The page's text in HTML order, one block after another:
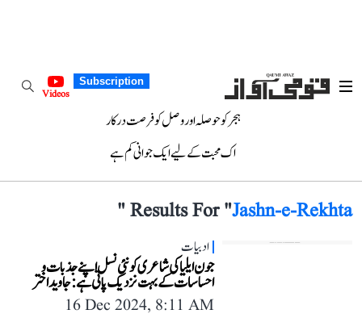
Subscription
Videos
ہجر کو حوصلہ اور وصل کو فرصت درکار
اک محبت کے لیے ایک جوانی کم ہے
Results For "Jashn-e-Rekhta
"
ادبیات
جون ایلیا کی شاعری کو نئی نسل اپنے جذبات و
احساسات کے بہت نزدیک پاتی ہے: جاوید اختر
16 Dec 2024, 8:11 AM